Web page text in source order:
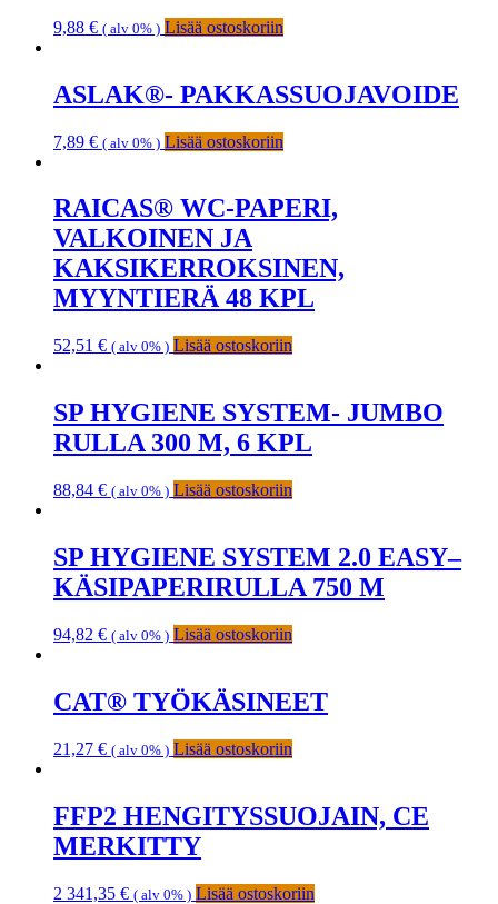
9,88 € ( alv 0% ) Lisää ostoskoriin
ASLAK®- PAKKASSUOJAVOIDE
7,89 € ( alv 0% ) Lisää ostoskoriin
RAICAS® WC-PAPERI,
VALKOINEN JA
KAKSIKERROKSINEN,
MYYNTIERÄ 48 KPL
52,51 € ( alv 0% ) Lisää ostoskoriin
SP HYGIENE SYSTEM- JUMBO
RULLA 300 M, 6 KPL
88,84 € ( alv 0% ) Lisää ostoskoriin
SP HYGIENE SYSTEM 2.0 EASY–
KÄSIPAPERIRULLA 750 M
94,82 € ( alv 0% ) Lisää ostoskoriin
CAT® TYÖKÄSINEET
21,27 € ( alv 0% ) Lisää ostoskoriin
FFP2 HENGITYSSUOJAIN, CE
MERKITTY
2 341,35 € ( alv 0% ) Lisää ostoskoriin